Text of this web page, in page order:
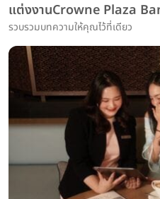
แต่งงานCrowne Plaza
รวบรวมบทความให้คุณไว้ที่เดียว